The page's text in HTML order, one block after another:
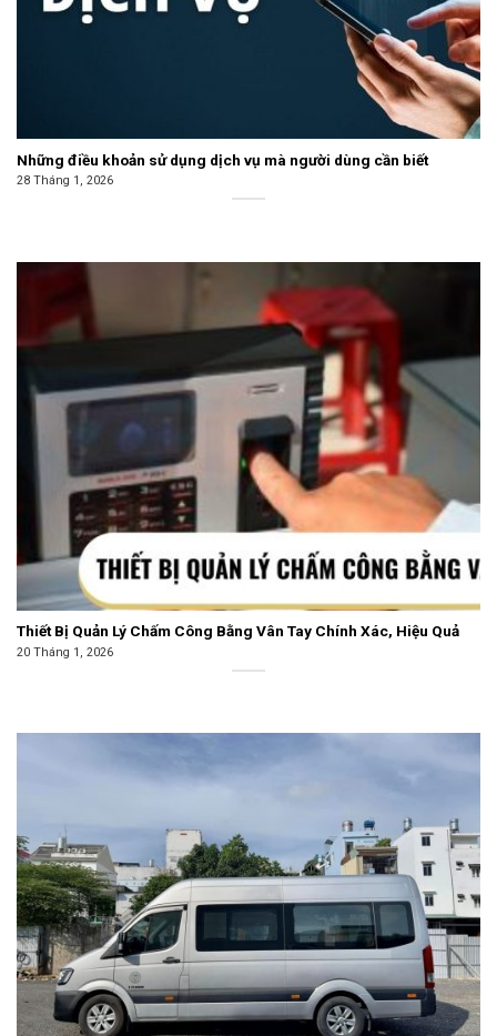
Những điều khoản sử dụng dịch vụ mà người dùng cần biết
28 Tháng 1, 2026
Thiết Bị Quản Lý Chấm Công Bằng Vân Tay Chính Xác, Hiệu Quả
20 Tháng 1, 2026